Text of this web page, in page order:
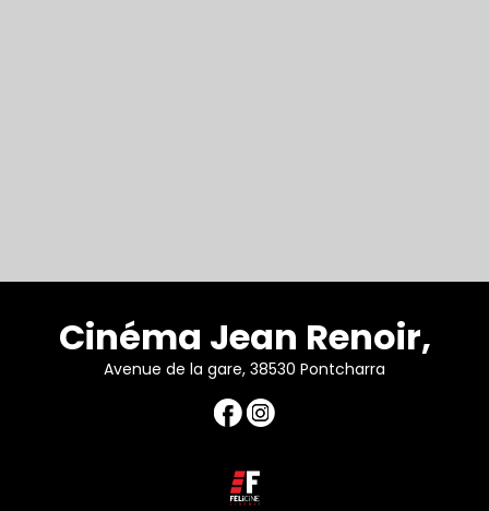
Cinéma Jean Renoir,
Avenue de la gare, 38530 Pontcharra